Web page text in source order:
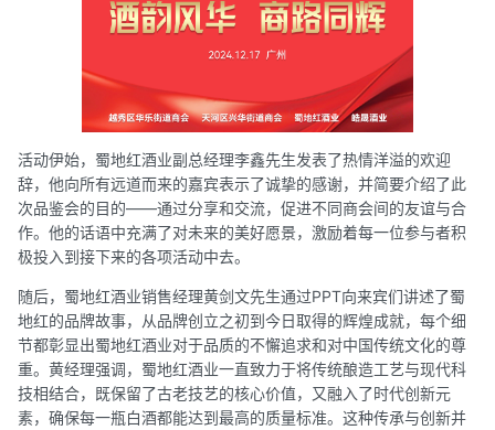
活动伊始，蜀地红酒业副总经理李鑫先生发表了热情洋溢的欢迎
辞，他向所有远道而来的嘉宾表示了诚挚的感谢，并简要介绍了此
次品鉴会的目的——通过分享和交流，促进不同商会间的友谊与合
作。他的话语中充满了对未来的美好愿景，激励着每一位参与者积
极投入到接下来的各项活动中去。
随后，蜀地红酒业销售经理黄剑文先生通过PPT向来宾们讲述了蜀
地红的品牌故事，从品牌创立之初到今日取得的辉煌成就，每个细
节都彰显出蜀地红酒业对于品质的不懈追求和对中国传统文化的尊
重。黄经理强调，蜀地红酒业一直致力于将传统酿造工艺与现代科
技相结合，既保留了古老技艺的核心价值，又融入了时代创新元
素，确保每一瓶白酒都能达到最高的质量标准。这种传承与创新并